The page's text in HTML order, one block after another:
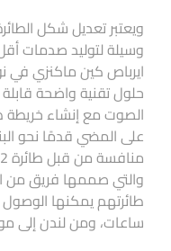
ويعتبر تعديل شكل
وسيلة لتوليد صدمات
حلول تقنية واضحة
والتي صممها فريق من
ساعات، ومن لندن إلى